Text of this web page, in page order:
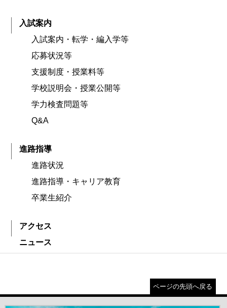
入試案内
入試案内・転学・編入学等
応募状況等
支援制度・授業料等
学校説明会・授業公開等
学力検査問題等
Q&A
進路指導
進路状況
進路指導・キャリア教育
卒業生紹介
アクセス
ニュース
ページの先頭へ戻る